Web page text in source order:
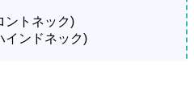
ントネック)
インドネック)